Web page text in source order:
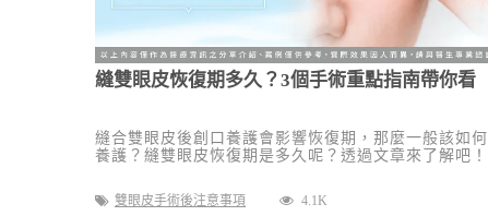
縫雙眼皮恢復期多久？3個手術重點指南帶你看
縫合雙眼皮後創口養護會影響恢復期，那麼一般該如何
養護？縫雙眼皮恢復期是多久呢？透過文章來了解吧！
雙眼皮手術後注意事項 4.1K